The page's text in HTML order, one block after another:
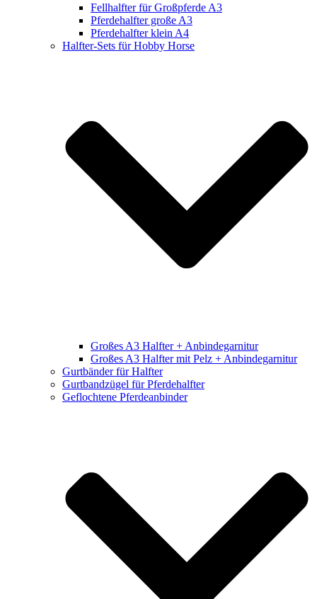
Fellhalfter für Großpferde A3
Pferdehalfter große A3
Pferdehalfter klein A4
Halfter-Sets für Hobby Horse
Großes A3 Halfter + Anbindegarnitur
Großes A3 Halfter mit Pelz + Anbindegarnitur
Gurtbänder für Halfter
Gurtbandzügel für Pferdehalfter
Geflochtene Pferdeanbinder